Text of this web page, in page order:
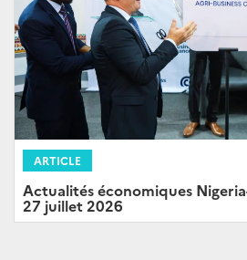
ARTICLE
Actualités économiques
27 juillet 2026